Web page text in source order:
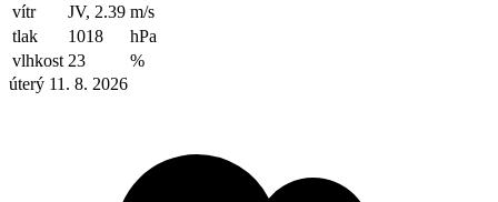
vítr
JV, 2.39 m/s
tlak
1018
hPa
vlhkost 23
%
úterý 11. 8. 2026